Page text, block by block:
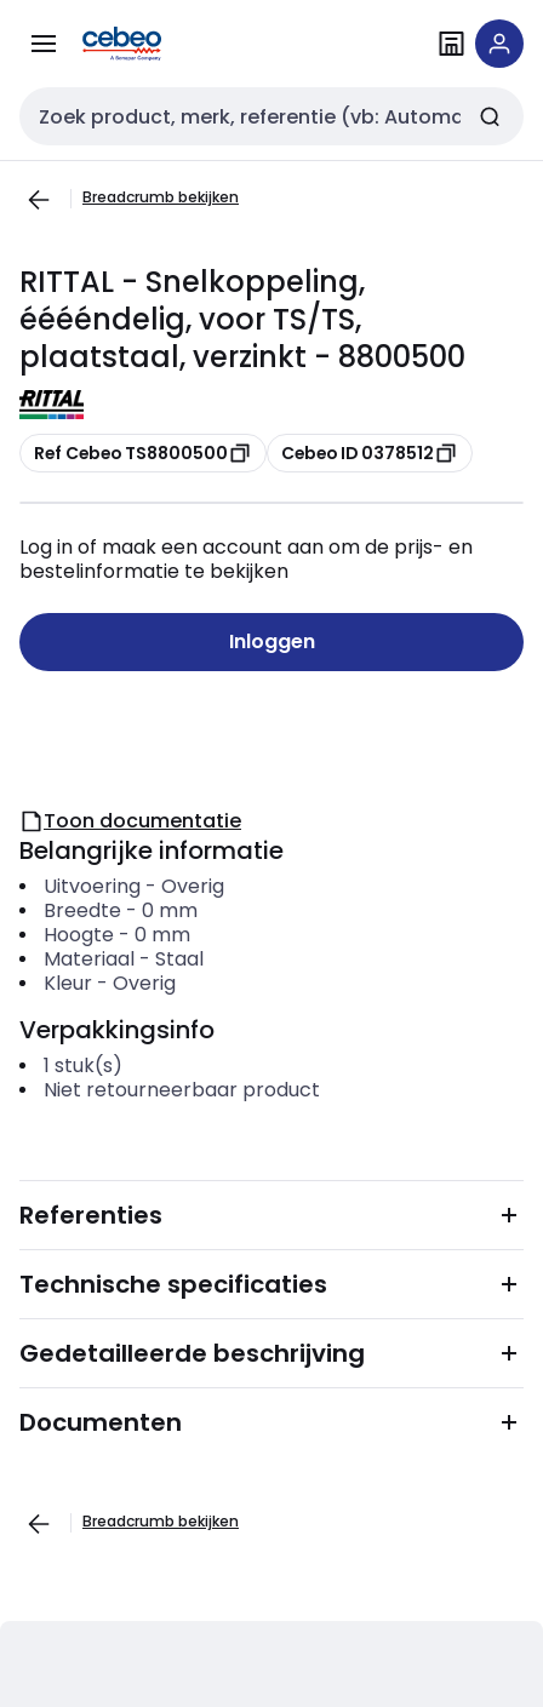
naar
naar
Zoekveld invoer
Breadcrumb bekijken
RITTAL - Snelkoppeling,
ééééndelig, voor TS/TS,
plaatstaal, verzinkt - 8800500
Kopiëren
Ref Cebeo TS8800500 Kopiëren
Cebeo ID 0378512
Log in of maak een account aan om de prijs- en
bestelinformatie te bekijken
Inloggen
Toon documentatie
Belangrijke informatie
Uitvoering- Overig
Breedte - 0 mm
Hoogte - 0 mm
Materiaal- Staal
Kleur- Overig
Verpakkingsinfo
1 stuk(s)
Niet retourneerbaar product
Referenties
Technische specificaties
Gedetailleerde beschrijving
Documenten
Breadcrumb bekijken